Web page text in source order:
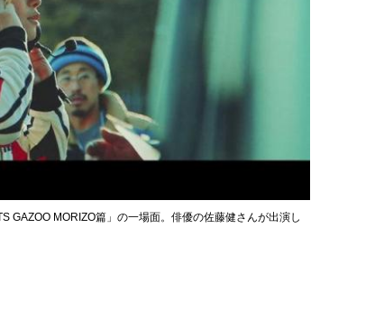
GAZOO MORIZO篇」の一場面。俳優の佐藤健さんが出演し